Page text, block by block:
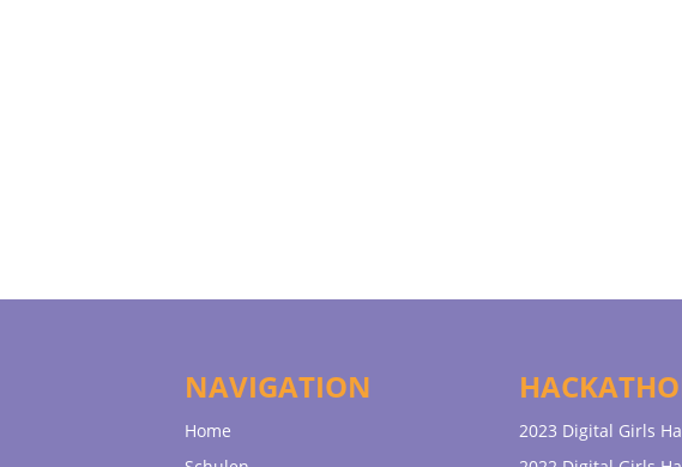
NAVIGATION
Home
2023 Digital Girls